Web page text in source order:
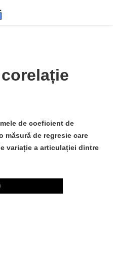
de coeficient de
măsură de regresie care
variație a articulației dintre
Play